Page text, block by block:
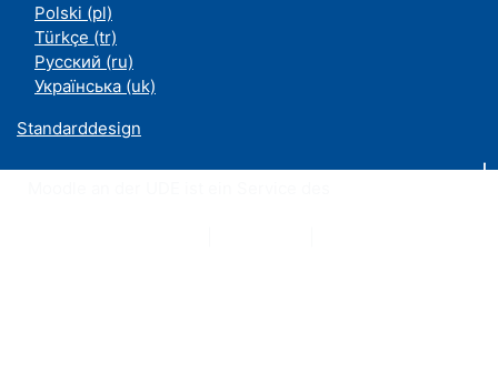
Polski ‎(pl)‎
Türkçe ‎(tr)‎
Русский ‎(ru)‎
Українська ‎(uk)‎
Standarddesign